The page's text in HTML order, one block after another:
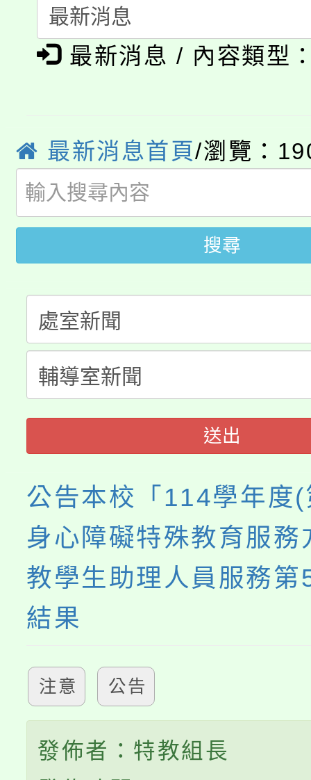
會
115年食農教育專業人
程
「本色祭」8/29、30在
局官網。
8月14至27日，桃園電
開!
115年桃園市運動會8/
田徑場及游泳池舉行。
桃園市低收入戶享有免
視費優惠，中低收入戶
半價優惠，詳情可洽有
者。
大園自造教育及科技中
份教師增能研習
大溪自造教育及科技中
份教師研習
淨零綠生活教案入校路
會
115年食農教育專業人
程
最新消息 / 內容類型
最新消息首頁/瀏覽：
搜尋
送出
公告本校「114學年度
身心障礙特殊教育服務
教學生助理人員服務第
結果
注意 公告
發佈者：特教組長